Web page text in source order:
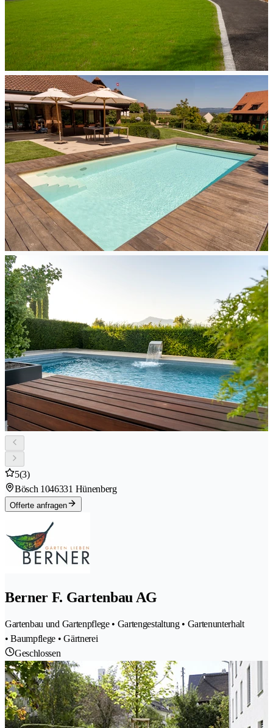
5(3)
Bösch 1046331 Hünenberg
Offerte anfragen
Berner F. Gartenbau AG
Gartenbau und Gartenpflege • Gartengestaltung • Gartenunterhalt
• Baumpflege • Gärtnerei
Geschlossen